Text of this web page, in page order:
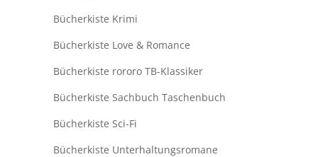
Bücherkiste Krimi
Bücherkiste Love & Romance
Bücherkiste rororo TB-Klassiker
Bücherkiste Sachbuch Taschenbuch
Bücherkiste Sci-Fi
Bücherkiste Unterhaltungsromane